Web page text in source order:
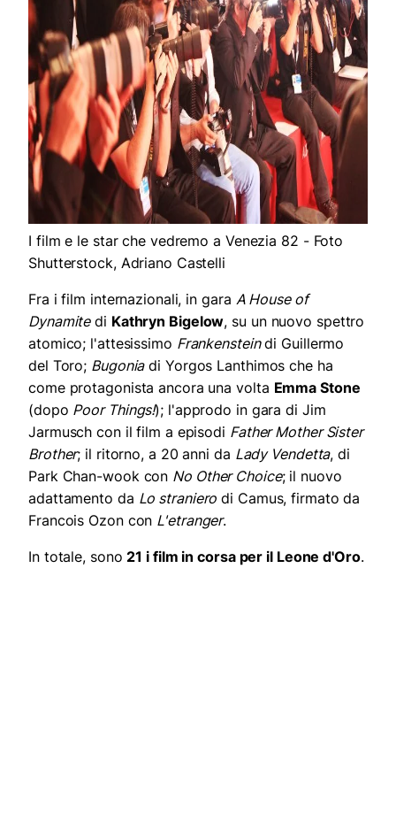
I film e le star che vedremo a Venezia 82 - Foto
Shutterstock, Adriano Castelli
Fra i film internazionali, in gara A House of
Dynamitedi Kathryn Bigelow, su un nuovo spettro
atomico; l'attesissimo Frankensteindi Guillermo
del Toro; Bugoniadi Yorgos Lanthimos che ha
come protagonista ancora una volta Emma Stone
(dopo Poor Things!); l'approdo in gara di Jim
Jarmusch con il film a episodi Father Mother Sister
Brother; il ritorno, a 20 anni da Lady Vendetta, di
Park Chan-wook con No Other Choice; il nuovo
adattamento da Lo straniero di Camus, firmato da
Francois Ozon con L'etranger.
In totale, sono21 i film in corsa per il Leone d'Oro.